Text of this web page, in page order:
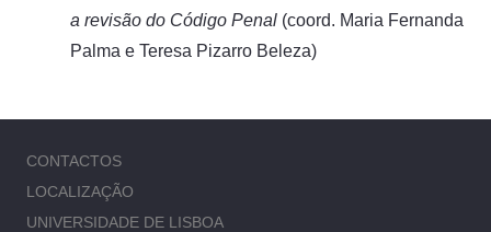
a revisão do Código Penal (coord. Maria Fernanda
Palma e Teresa Pizarro Beleza)
CONTACTOS
LOCALIZAÇÃO
UNIVERSIDADE DE LISBOA